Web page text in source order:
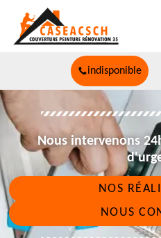
indisponible
Nous intervenons
NOS
NOUS